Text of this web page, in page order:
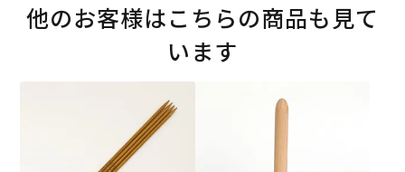
他のお客様はこちらの商品も見て
います